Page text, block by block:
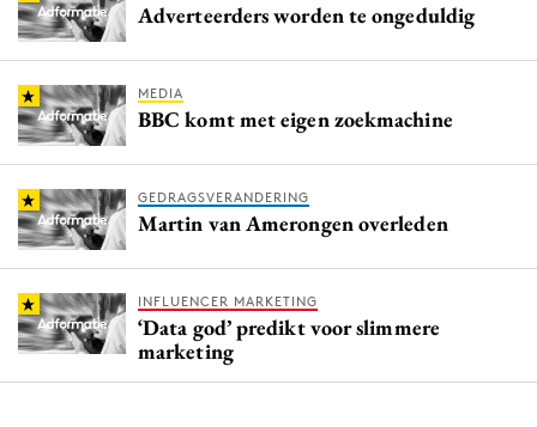
Adverteerders worden te ongeduldig
MEDIA
BBC komt met eigen zoekmachine
GEDRAGSVERANDERING
Martin van Amerongen overleden
INFLUENCER MARKETING
‘Data god’ predikt voor slimmere
marketing